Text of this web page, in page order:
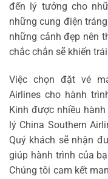
đến lý tưởng cho
những cung điện
những cảnh đẹp nên
chắc chắn sẽ khiến
Việc chọn đặt vé
Airlines cho hành
Kinh được nhiều
lý China Southern
Quý khách sẽ nhận
giúp hành trình của
Chúng tôi cam kết